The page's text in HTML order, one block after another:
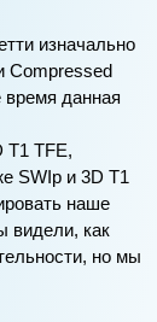
изначально
Compressed
время данная
T1 TFE,
SWIp и 3D T1
наше
видели, как
но мы